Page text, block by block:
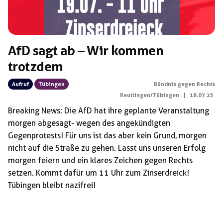
AfD sagt ab – Wir kommen
trotzdem
Aufruf Tübingen
Bündnis gegen Rechts
Reutlingen/Tübingen
18.07.25
Breaking News: Die AfD hat ihre geplante Veranstaltung
morgen abgesagt- wegen des angekündigten
Gegenprotests! Für uns ist das aber kein Grund, morgen
nicht auf die Straße zu gehen. Lasst uns unseren Erfolg
morgen feiern und ein klares Zeichen gegen Rechts
setzen. Kommt dafür um 11 Uhr zum Zinserdreick!
Tübingen bleibt nazifrei!